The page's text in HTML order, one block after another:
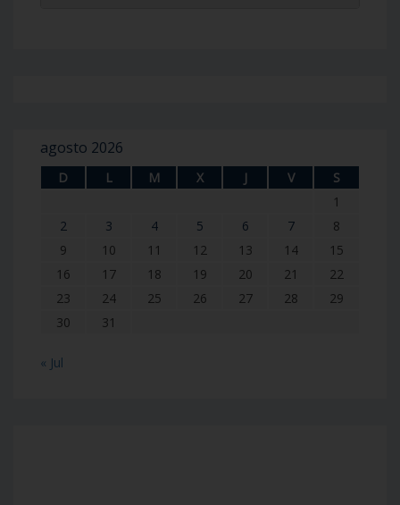
agosto 2026
D L M X J V
S
1
2
3 4 5 6 7
8
9
10 11 12 13 14
15
16
17 18 19 20 21
22
23
24 25 26 27 28
29
30
31
« Jul